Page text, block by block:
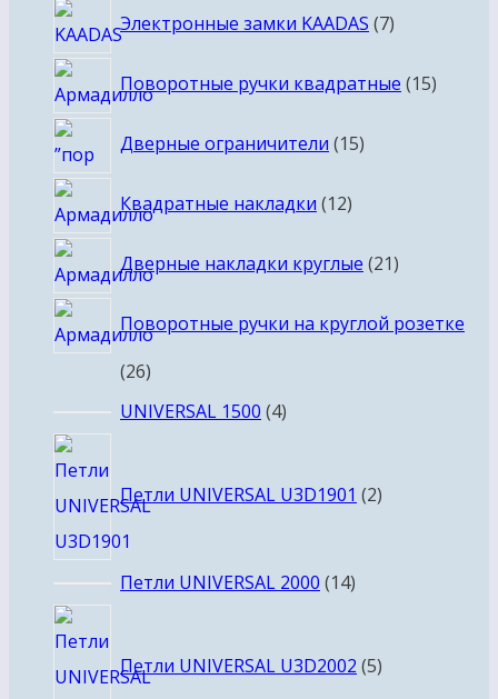
Электронные замки KAADAS 77
Поворотные ручки квадратные 1515
Дверные ограничители 1515
Квадратные накладки 1212
Дверные накладки круглые 2121
Поворотные ручки на круглой розетке
2626
товаров
UNIVERSAL 1500 44
Петли UNIVERSAL U3D1901 2товара
Петли UNIVERSAL 2000 1414
Петли UNIVERSAL U3D2002 5товаров